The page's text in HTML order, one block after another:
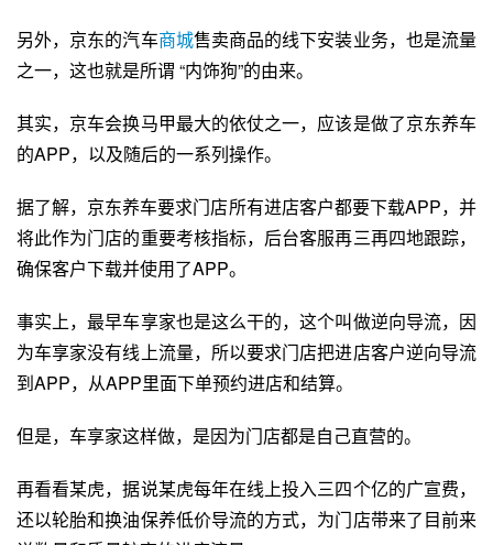
另外，京东的汽车商城售卖商品的线下安装业务，也是流量
之一，这也就是所谓 “内饰狗”的由来。
其实，京车会换马甲最大的依仗之一，应该是做了京东养车
的APP，以及随后的一系列操作。
据了解，京东养车要求门店所有进店客户都要下载APP，并
将此作为门店的重要考核指标，后台客服再三再四地跟踪，
确保客户下载并使用了APP。
事实上，最早车享家也是这么干的，这个叫做逆向导流，因
为车享家没有线上流量，所以要求门店把进店客户逆向导流
到APP，从APP里面下单预约进店和结算。
但是，车享家这样做，是因为门店都是自己直营的。
再看看某虎，据说某虎每年在线上投入三四个亿的广宣费，
还以轮胎和换油保养低价导流的方式，为门店带来了目前来